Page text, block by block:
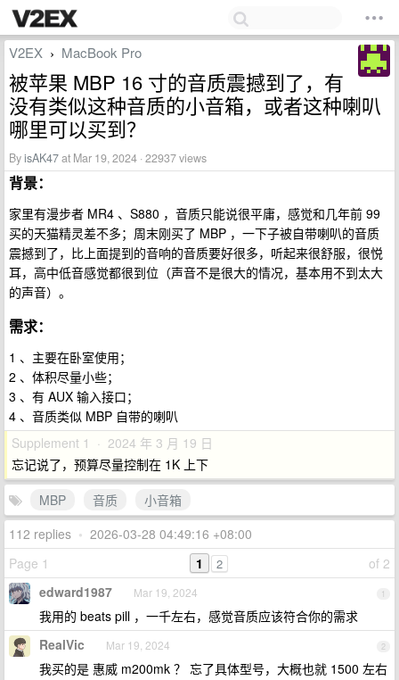
V2EX › MacBook Pro
被苹果 MBP 16 寸的音质震撼到了，有
没有类似这种音质的小音箱，或者这种喇叭
哪里可以买到？
ByisAK47at Mar 19, 2024 · 22937 views
背景：
家里有漫步者 MR4 、S880 ，音质只能说很平庸，感觉和几年前 99
买的天猫精灵差不多；周末刚买了 MBP ，一下子被自带喇叭的音质
震撼到了，比上面提到的音响的音质要好很多，听起来很舒服，很悦
耳，高中低音感觉都很到位（声音不是很大的情况，基本用不到太大
的声音）。
需求：
1 、主要在卧室使用；
2 、体积尽量小些；
3 、有 AUX 输入接口；
4 、音质类似 MBP 自带的喇叭
Supplement 1 · 2024 年 3 月 19 日
忘记说了，预算尽量控制在 1K 上下
MBP
音质
小音箱
112 replies • 2026-03-28 04:49:16 +08:00
Page 1
of 2
1 2
1
edward1987 Mar 19, 2024
我用的 beats pill ，一千左右，感觉音质应该符合你的需求
2
RealVic Mar 19, 2024
我买的是 惠威 m200mk ？ 忘了具体型号，大概也就 1500 左右